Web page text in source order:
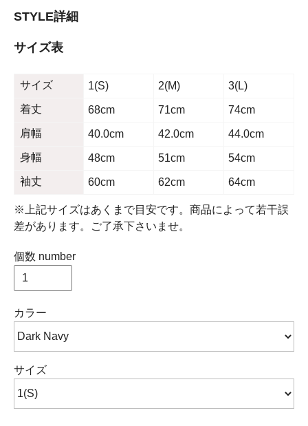
STYLE詳細
サイズ表
サイズ 1(S) 2(M)
3(L)
着丈
68cm 71cm
74cm
肩幅
40.0cm 42.0cm
44.0cm
身幅
48cm 51cm
54cm
袖丈
60cm 62cm 64cm
※上記サイズはあくまで目安です。商品によって若干誤
差があります。ご了承下さいませ。
個数 number
カラー
サイズ